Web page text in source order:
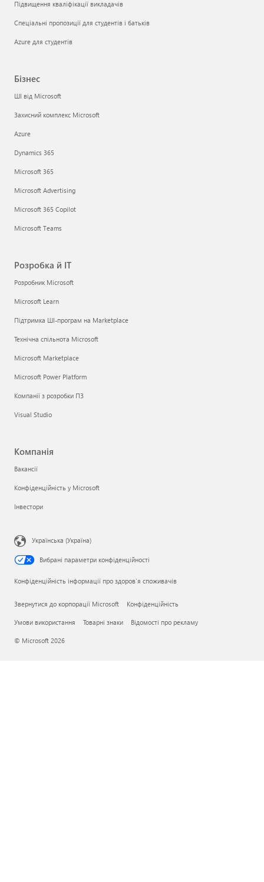
Підвищення кваліфікації викладачів
Спеціальні пропозиції для студентів і батьків
Azure для студентів
Бізнес
ШІ від Microsoft
Захисний комплекс Microsoft
Azure
Dynamics 365
Microsoft 365
Microsoft Advertising
Microsoft 365 Copilot
Microsoft Teams
Розробка й ІТ
Розробник Microsoft
Microsoft Learn
Підтримка ШІ-програм на Marketplace
Технічна спільнота Microsoft
Microsoft Marketplace
Microsoft Power Platform
Компанії з розробки ПЗ
Visual Studio
Компанія
Вакансії
Конфіденційність у Microsoft
Інвестори
Українська (Україна)
Вибрані параметри конфіденційності
Конфіденційність інформації про здоров’я споживачів
Звернутися до корпорації Microsoft Конфіденційність
Умови використання Товарні знаки Відомості про рекламу
© Microsoft 2026